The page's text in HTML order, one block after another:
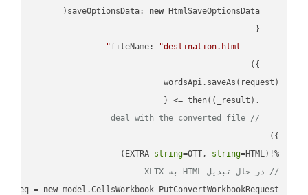
saveOptionsData: new
fileName:
"destination.html"
    .then(
( _result ) =>
// deal with the converted file
%!(EXTRA
string=OTT, string=HTML)
// در حال تبدیل HTML به XLTX
req = new